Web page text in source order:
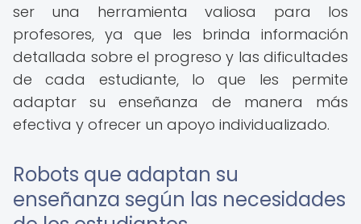
ser una herramienta valiosa para los
profesores, ya que les brinda información
detallada sobre el progreso y las dificultades
de cada estudiante, lo que les permite
adaptar su enseñanza de manera más
efectiva y ofrecer un apoyo individualizado.
Robots que adaptan su
enseñanza según las necesidades